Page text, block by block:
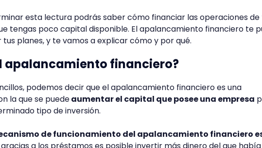
esta lectura podrás saber cómo financiar las operaciones de
tengas poco capital disponible. El apalancamiento financiero te
planes, y te vamos a explicar cómo y por qué.
apalancamiento financiero?
podemos decir que el apalancamiento financiero es una
la que se puedeaumentar el capital que posee una empresa
tipo de inversión.
de funcionamiento del apalancamiento financiero